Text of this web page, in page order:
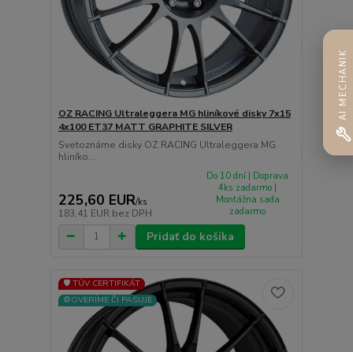
OZ RACING Ultraleggera MG hliníkové disky 7x15
4x100 ET37 MATT GRAPHITE SILVER
Svetoznáme disky OZ RACING Ultraleggera MG
hliníko...
225,60 EUR/ks
183,41 EUR bez DPH
Do 10 dní | Doprava
4ks zadarmo |
Montážna sada
zadarmo
Pridať do košíka
🛡️ TÜV CERTIFIKÁT
⚙️OVERÍME ČI PASUJE
AI MECHANIK